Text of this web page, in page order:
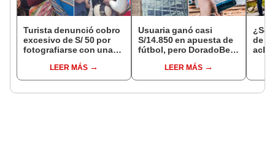
Turista denunció cobro
excesivo de S/ 50 por
fotografiarse con una
Serenazgo recuperó el
dinero
LEER MÁS
Usuaria ganó casi
S/14.850 en apuesta de
fútbol, pero DoradoBet
Indecopi multó a la
empresa con más de S/
LEER MÁS
¿Se
de